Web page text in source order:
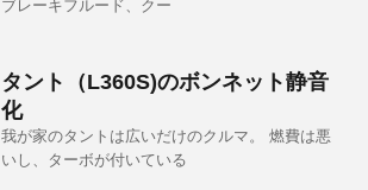
ブレーキフルード、クー
タント（L360S)のボンネット静音
化
我が家のタントは広いだけのクルマ。 燃費は悪
いし、ターボが付いている